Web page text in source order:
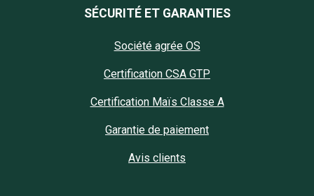
SÉCURITÉ ET GARANTIES
Société agrée OS
Certification CSA GTP
Certification Maïs Classe A
Garantie de paiement
Avis clients